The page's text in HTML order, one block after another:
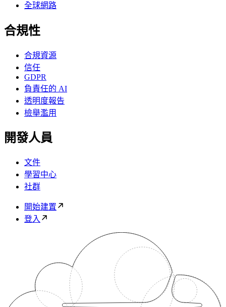
全球網路
合規性
合規資源
信任
GDPR
負責任的 AI
透明度報告
檢舉濫用
開發人員
文件
學習中心
社群
開始建置
登入